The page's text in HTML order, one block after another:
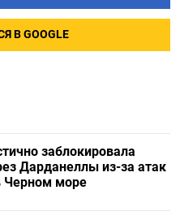
В GOOGLE
заблокировала
Дарданеллы из-за атак
Черном море